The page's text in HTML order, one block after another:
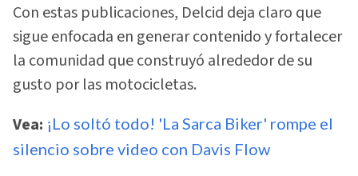
Con estas publicaciones, Delcid deja claro que
sigue enfocada en generar contenido y fortalecer
la comunidad que construyó alrededor de su
gusto por las motocicletas.
Vea: ¡Lo soltó todo! 'La Sarca Biker' rompe el
silencio sobre video con Davis Flow